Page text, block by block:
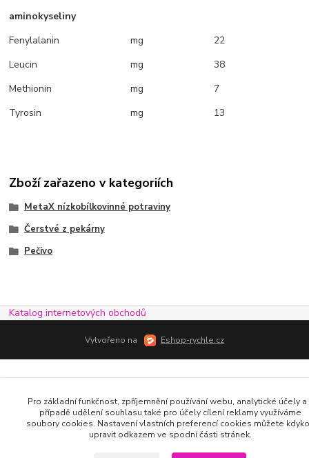
aminokyseliny
Fenylalanin
mg
22
Leucin
mg
38
Methionin
mg
7
Tyrosin
mg 13
Zboží zařazeno v kategoriích
MetaX nízkobílkovinné potraviny
Čerstvé z pekárny
Pečivo
Katalog internetových obchodů
Vytvořeno na Eshop-rychle.cz
Pro základní funkčnost, zpříjemnění používání webu, analytické účely a
případě udělení souhlasu také pro účely cílení reklamy využíváme
soubory cookies. Nastavení vlastních preferencí cookies můžete
upravit odkazem ve spodní části stránek.